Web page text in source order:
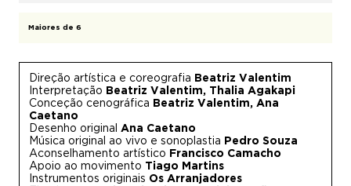
Maiores de 6
Direção artística e coreografia
Beatriz Valentim
Interpretação
Beatriz Valentim, Thalia Agakapi
Conceção cenográfica
Beatriz Valentim, Ana
Caetano
Desenho original Ana Caetano
Música original ao vivo e sonoplastia
Pedro Souza
Aconselhamento artístico
Francisco Camacho
Apoio ao movimento Tiago Martins
Instrumentos originais Os Arranjadores